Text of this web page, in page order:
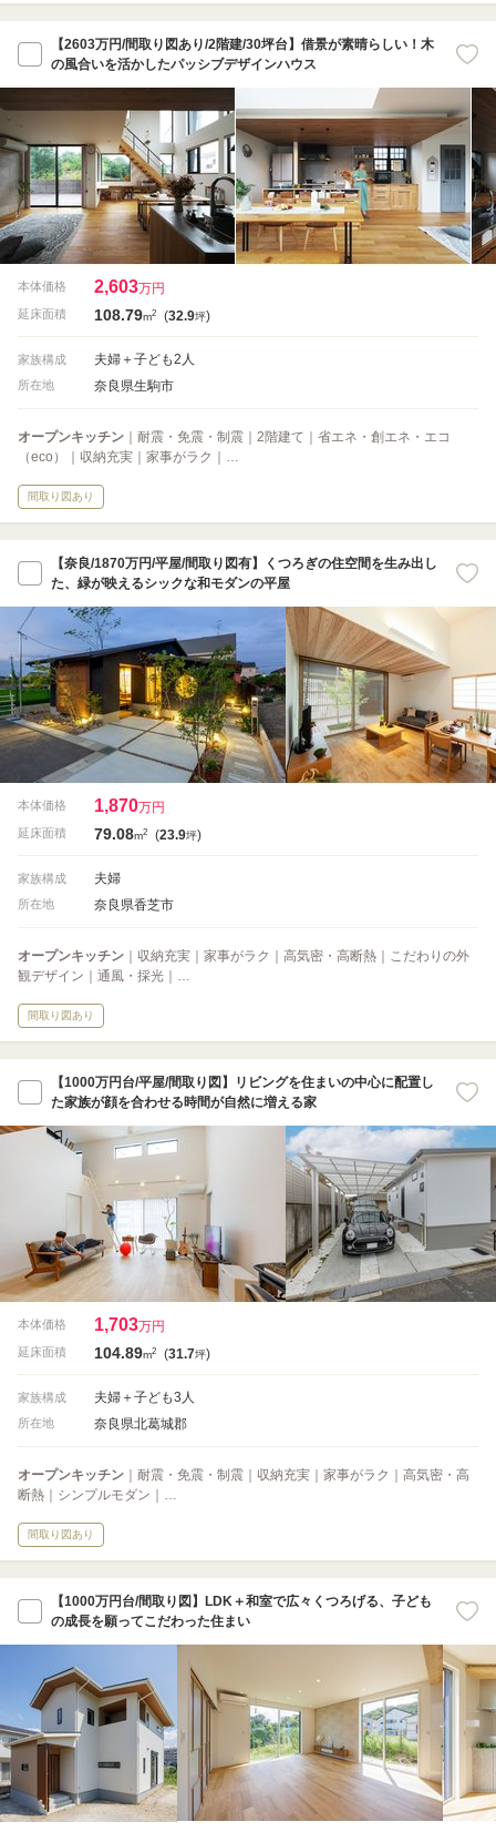
【2603万円/間取り図あり/2階建/30坪台】借景が素晴らしい！木
の風合いを活かしたパッシブデザインハウス
本体価格 2,603万円
延床面積 108.79m2 (32.9坪)
家族構成 夫婦＋子ども2人
所在地 奈良県生駒市
オープンキッチン ｜耐震・免震・制震｜2階建て｜省エネ・創エネ・エコ
（eco）｜収納充実｜家事がラク｜…
間取り図あり
【奈良/1870万円/平屋/間取り図有】くつろぎの住空間を生み出し
た、緑が映えるシックな和モダンの平屋
本体価格 1,870万円
延床面積 79.08m2 (23.9坪)
家族構成 夫婦
所在地 奈良県香芝市
オープンキッチン ｜収納充実｜家事がラク｜高気密・高断熱｜こだわりの外
観デザイン｜通風・採光｜…
間取り図あり
【1000万円台/平屋/間取り図】リビングを住まいの中心に配置し
た家族が顔を合わせる時間が自然に増える家
本体価格 1,703万円
延床面積 104.89m2 (31.7坪)
家族構成 夫婦＋子ども3人
所在地 奈良県北葛城郡
オープンキッチン ｜耐震・免震・制震｜収納充実｜家事がラク｜高気密・高
断熱｜シンプルモダン｜…
間取り図あり
【1000万円台/間取り図】LDK＋和室で広々くつろげる、子ども
の成長を願ってこだわった住まい